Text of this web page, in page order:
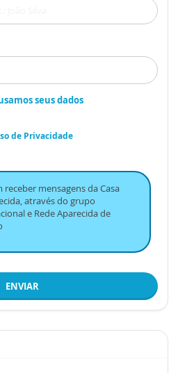
seus dados
de Privacidade
receber mensagens da Casa
através do grupo
e Rede Aparecida de
ENVIAR